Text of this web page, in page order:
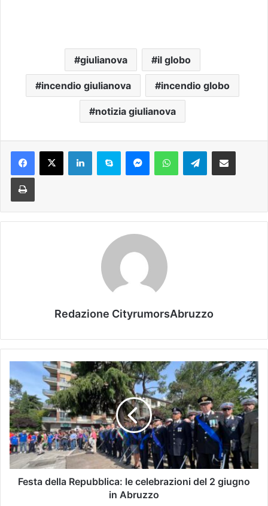
giulianova il globo
incendio giulianova incendio globo
notizia giulianova
Telegram
Redazione CityrumorsAbruzzo
Festa della Repubblica: le celebrazioni del 2 giugno
in Abruzzo